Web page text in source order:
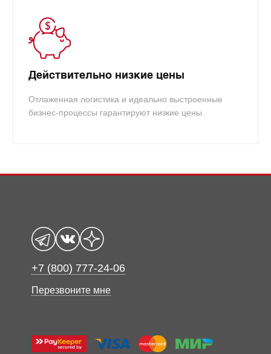
Действительно низкие цены
Отлаженная логистика и идеально выстроенные
бизнес-процессы гарантируют низкие цены.
+7 (800) 777-24-06
Перезвоните мне